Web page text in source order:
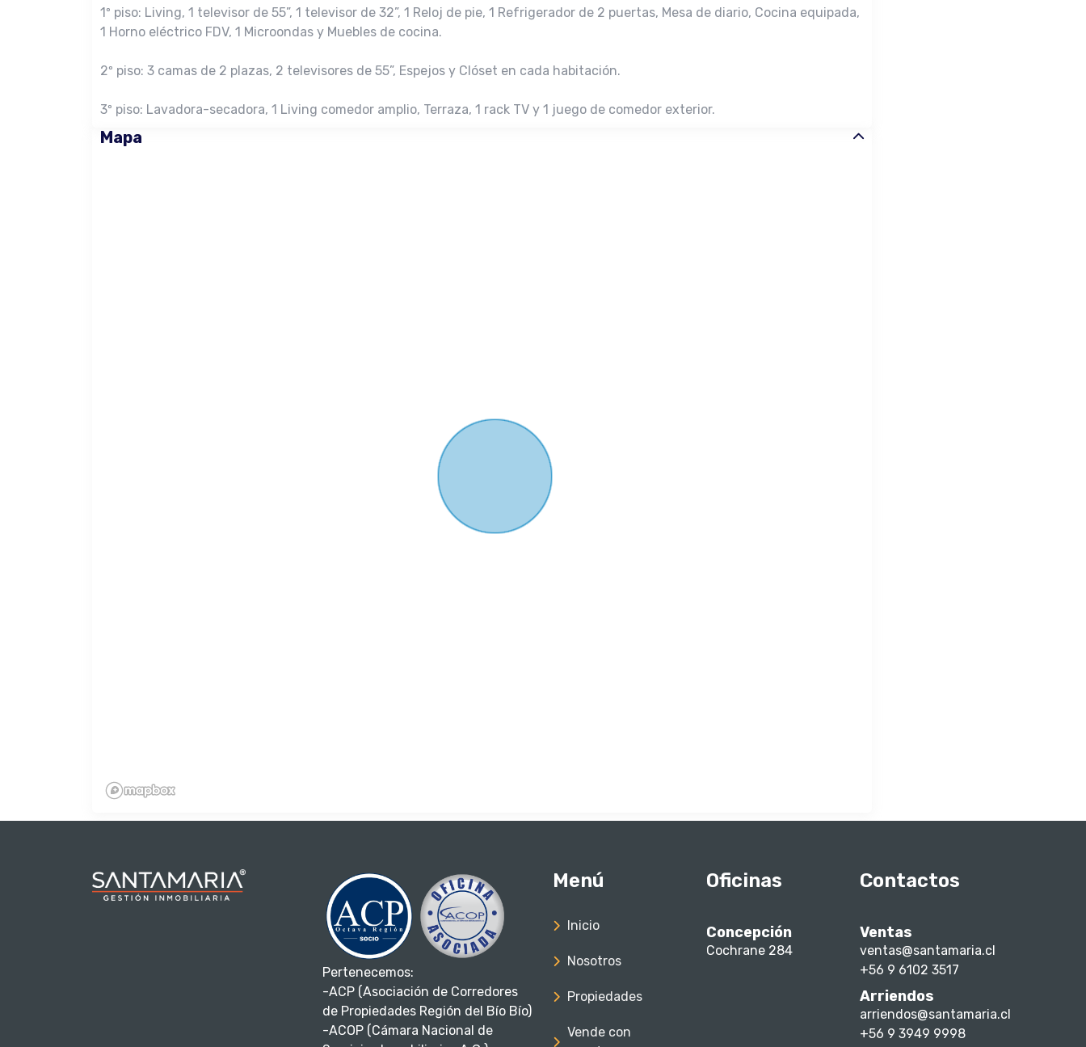
1º piso: ⁠Living, 1 televisor de 55”, 1 televisor de 32”, 1 Reloj de pie, 1 Refrigerador de 2 puertas, ⁠Mesa de diario, Cocina equipada,
1 ⁠Horno eléctrico FDV, 1 Microondas y Muebles de cocina.
2º piso: 3 camas de 2 plazas, ⁠2 televisores de 55”, Espejos y Clóset en cada habitación.
3º piso: ⁠Lavadora-secadora, 1 Living comedor amplio, Terraza, 1 rack TV y ⁠⁠1 juego de comedor exterior.
Mapa
Pertenecemos:
-ACP (Asociación de Corredores
de Propiedades Región del Bío Bío)
-ACOP (Cámara Nacional de
Menú
Inicio
Nosotros
Propiedades
Vende con
Oficinas
Concepción
Cochrane 284
Contactos
Ventas
ventas@santamaria.cl
+56 9 6102 3517
Arriendos
arriendos@santamaria.cl
+56 9 3949 9998